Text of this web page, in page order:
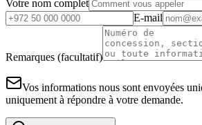
Votre nom complet
E-mail
Remarques (facultatif)
Vos informations nous sont envoyées
uniquement à répondre à votre demande.